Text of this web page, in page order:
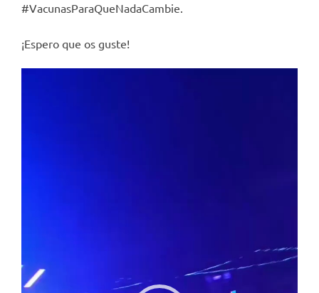
#VacunasParaQueNadaCambie.
¡Espero que os guste!